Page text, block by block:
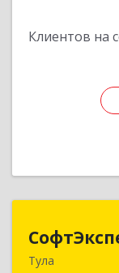
Клиентов на
Тула
300013,